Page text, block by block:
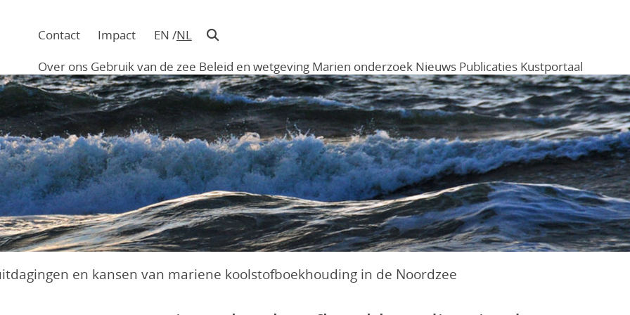
in
hoofding
Contact Impact EN NL
Main
navigation
Menu
Over ons Gebruik van de zee Beleid en wetgeving Marien onderzoek Nieuws Publicaties Kustportaal
en kansen van mariene koolstofboekhouding in de Noordzee